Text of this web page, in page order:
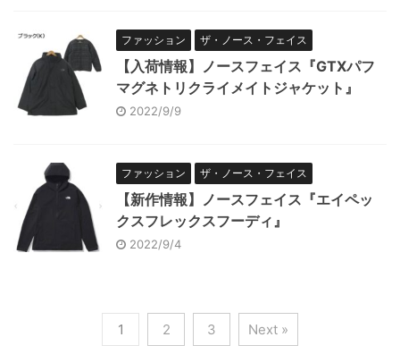
ファッション ザ・ノース・フェイス
【入荷情報】ノースフェイス『GTXパフ
マグネトリクライメイトジャケット』
2022/9/9
ファッション ザ・ノース・フェイス
【新作情報】ノースフェイス『エイペッ
クスフレックスフーディ』
2022/9/4
1 2 3 Next »